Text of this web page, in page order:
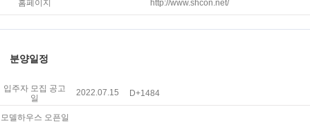
홈페이지
http://www.shcon.net/
분양일정
입주자 모집 공고
일
2022.07.15 D+1484
모델하우스 오픈일